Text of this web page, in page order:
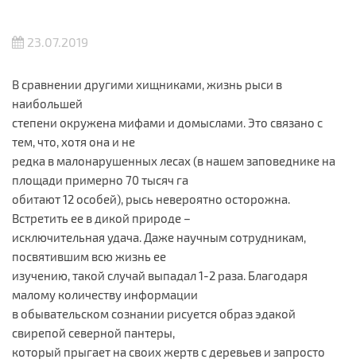
23.07.2019
В сравнении другими хищниками, жизнь рыси в
наибольшей
степени окружена мифами и домыслами. Это связано с
тем, что, хотя она и не
редка в малонарушенных лесах (в нашем заповеднике на
площади примерно 70 тысяч га
обитают 12 особей), рысь невероятно осторожна.
Встретить ее в дикой природе –
исключительная удача. Даже научным сотрудникам,
посвятившим всю жизнь ее
изучению, такой случай выпадал 1-2 раза. Благодаря
малому количеству информации
в обывательском сознании рисуется образ эдакой
свирепой северной пантеры,
который прыгает на своих жертв с деревьев и запросто